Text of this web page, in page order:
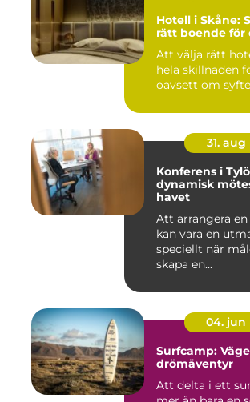
Hotell i Skåne:
rätt boende för
Att välja rätt
hela skillnaden
oavsett om
31. aug
Konferens i
dynamisk
havet
Att arrangera
kan vara en
speciellt när
skapa en...
04. jun
Surfcamp:
drömäventyr
Att delta i ett